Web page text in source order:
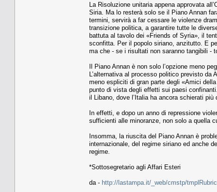
La Risoluzione unitaria appena approvata
Siria. Ma lo resterà solo se il Piano Annan
termini, servirà a far cessare le violenze
transizione politica, a garantire tutte le
battuta al tavolo dei «Friends of Syria», il
sconfitta. Per il popolo siriano, anzitutto. E
ma che - se i risultati non saranno tangibili -
Il Piano Annan è non solo l’opzione meno
L’alternativa al processo politico previsto da
meno espliciti di gran parte degli «Amici
punto di vista degli effetti sui paesi
il Libano, dove l’Italia ha ancora schierati
In effetti, e dopo un anno di repressione
sufficienti alle minoranze, non solo a quella
Insomma, la riuscita del Piano Annan è
internazionale, del regime siriano ed anche
regime.
*Sottosegretario agli Affari Esteri
da - http://lastampa.it/_web/cmstp/